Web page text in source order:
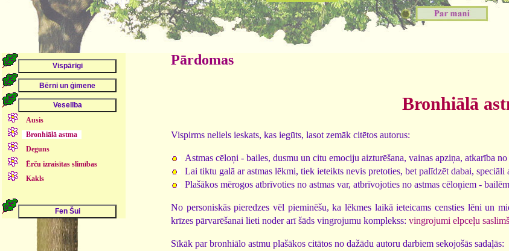
Ausis
Bronhiālā astma
Deguns
Ērču izraisītas slimības
Kakls
Pārdomas
Bronhiālā
Vispirms neliels ieskats, kas iegūts, lasot zemāk citētos autorus:
Astmas cēloņi - bailes, dusmu un citu emociju aizturēšana, vainas apziņa, atkarība
Lai tiktu galā ar astmas lēkmi, tiek ieteikts nevis pretoties, bet palīdzēt dabai,
Plašākos mērogos atbrīvoties no astmas var, atbrīvojoties no astmas cēloņiem -
No personiskās pieredzes vēl pieminēšu, ka lēkmes laikā ieteicams censties lēni un
krīzes pārvarēšanai lieti noder arī šāds vingrojumu komplekss: vingrojumi elpceļu
Sīkāk par bronhiālo astmu plašākos citātos no dažādu autoru darbiem sekojošās sadaļās: